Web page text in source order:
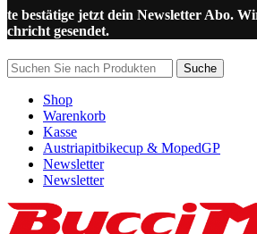
bestätige jetzt dein Newsletter Abo.
gesendet.
Suche
Shop
Warenkorb
Kasse
Austriapitbikecup & MopedGP
Newsletter
Newsletter